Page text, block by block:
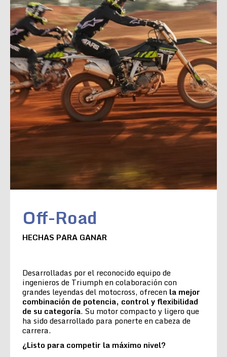
Off-Road
HECHAS PARA GANAR
Desarrolladas por el reconocido equipo de
ingenieros de Triumph en colaboración con
grandes leyendas del motocross, ofrecen la mejor
combinación de potencia, control y flexibilidad
de su categoría. Su motor compacto y ligero que
ha sido desarrollado para ponerte en cabeza de
carrera.
¿Listo para competir la máximo nivel?